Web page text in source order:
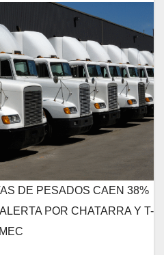
DE PESADOS CAEN 38%
POR CHATARRA Y T-
MEC